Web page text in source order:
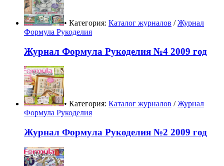
• Категория: Каталог журналов /Журнал
Формула Рукоделия
Журнал Формула Рукоделия №4 2009 год
• Категория: Каталог журналов /Журнал
Формула Рукоделия
Журнал Формула Рукоделия №2 2009 год